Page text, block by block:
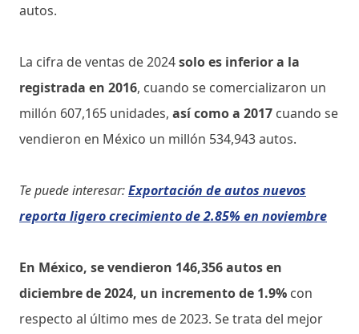
autos.
La cifra de ventas de 2024solo es inferior a la
registrada en 2016, cuando se comercializaron un
millón 607,165 unidades, así como a 2017 cuando se
vendieron en México un millón 534,943 autos.
Te puede interesar:Exportación de autos nuevos
reporta ligero crecimiento de 2.85% en noviembre
En México, se vendieron 146,356 autos en
diciembre de 2024, un incremento de 1.9% con
respecto al último mes de 2023. Se trata del mejor